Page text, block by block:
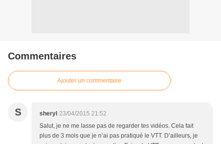
Commentaires
Ajouter un commentaire
S sheryl 23/04/2015 21:52
Salut, je ne me lasse pas de regarder tes vidéos. Cela fait
plus de 3 mois que je n’ai pas pratiqué le VTT. D’ailleurs, je